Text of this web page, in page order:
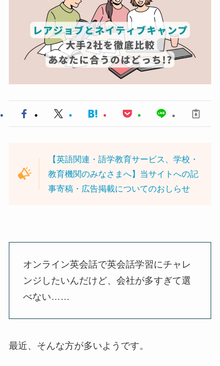
【英語関連・語学教育サービス、学校・
教育機関のみなさまへ】当サイトへの記
事寄稿・広告掲載についてのおしらせ
オンライン英会話で英会話学習にチャレ
ンジしたいんだけど、会社が多すぎて選
べない……
最近、そんな方が多いようです。